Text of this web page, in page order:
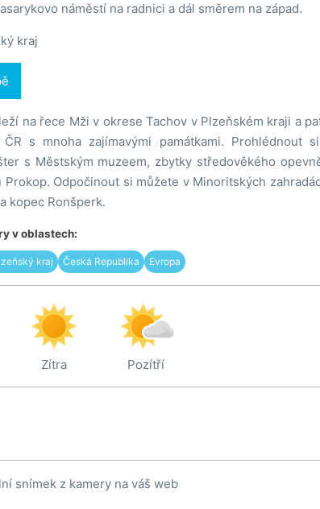
náměstí na radnici a dál směrem na západ.
kraj
na řece Mži v okrese Tachov v Plzeňském kraji a
s mnoha zajímavými památkami. Prohlédnout
s Městským muzeem, zbytky středověkého
Prokop. Odpočinout si můžete v Minoritských
kopec Ronšperk.
v oblastech:
kraj Česká Republika Evropa
Zítra Pozítří
snímek z kamery na váš web